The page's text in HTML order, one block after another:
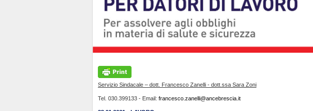
Servizio Sindacale – dott. Francesco Zanelli - dott.ssa Sara Zoni
Tel. 030.399133 - Email: francesco.zanelli@ancebrescia.it